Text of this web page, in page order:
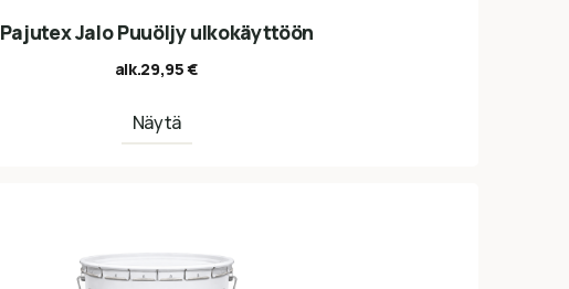
Pajutex Jalo Puuöljy ulkokäyttöön
alk.29,95€
Näytä